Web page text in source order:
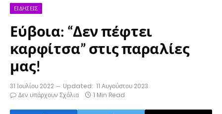
ΕΙΔΉΣΕΙΣ
Εύβοια: “Δεν πέφτει
καρφίτσα” στις παραλίες
μας!
31 Ιουλίου 2022 Updated: 11 Αυγούστου 2023
Δεν υπάρχουν Σχόλια
1 Min Read